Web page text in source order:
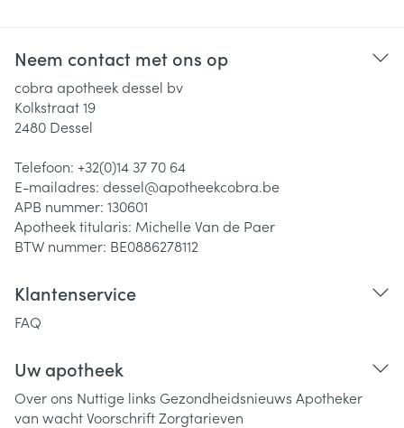
Neem contact met ons op
cobra apotheek dessel bv
Kolkstraat 19
2480 Dessel
Telefoon: +32(0)14 37 70 64
E-mailadres: dessel@apotheekcobra.be
APB nummer: 130601
Apotheek titularis: Michelle Van de Paer
BTW nummer: BE0886278112
Klantenservice
FAQ
Uw apotheek
Over ons Nuttige links Gezondheidsnieuws Apotheker
van wachtVoorschriftZorgtarieven